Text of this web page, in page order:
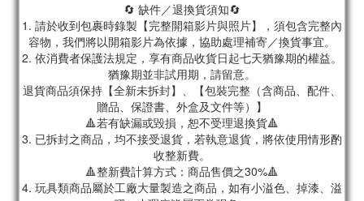
🔄 缺件／退換貨須知🔄
1. 請於收到包裹時錄製【完整開箱影片與照片】，須包含完整內
容物，我們將以開箱影片為依據，協助處理補寄／換貨事宜。
2. 依消費者保護法規定，享有商品收貨日起七天猶豫期的權益。
猶豫期並非試用期，請留意。
退貨商品須保持【全新未拆封】、【包裝完整（含商品、配件、
贈品、保證書、外盒及文件等）】
🔺若有缺漏或毀損，恕不受理退換貨🔺
3. 已拆封之商品，均不接受退貨，若執意退貨，將依使用情形酌
收整新費。
🔺整新費計算方式：商品售價之30%🔺
4. 玩具類商品屬於工廠大量製造之商品，如有小溢色、掉漆、溢